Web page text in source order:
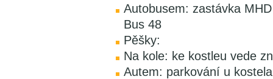
Autobusem: zastávka
Bus 48
Pěšky:
Na kole: ke kostleu vede
Autem: parkování u kostela